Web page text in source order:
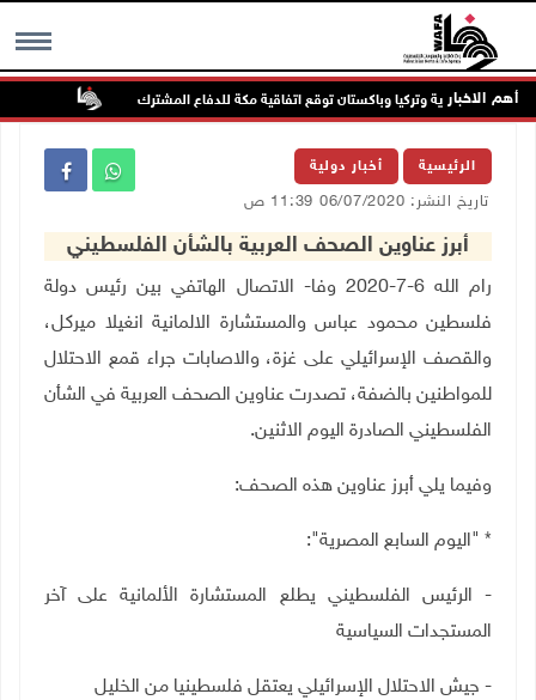
MENU أهم الاخبار
السعودية وتركيا وباكستان توقع اتفاقية مكة للدفاع المشترك
الرئيسية أخبار دولية
تاريخ النشر: 06/07/2020 11:39 ص
أبرز عناوين الصحف العربية بالشأن الفلسطيني
رام الله 6-7-2020 وفا- الاتصال الهاتفي بين رئيس دولة
فلسطين محمود عباس والمستشارة الالمانية انغيلا ميركل،
والقصف الإسرائيلي على غزة، والاصابات جراء قمع الاحتلال
للمواطنين بالضفة، تصدرت عناوين الصحف العربية في الشأن
الفلسطيني الصادرة اليوم الاثنين.
وفيما يلي أبرز عناوين هذه الصحف:
* "اليوم السابع المصرية":
- الرئيس الفلسطيني يطلع المستشارة الألمانية على آخر
المستجدات السياسية
- جيش الاحتلال الإسرائيلي يعتقل فلسطينيا من الخليل